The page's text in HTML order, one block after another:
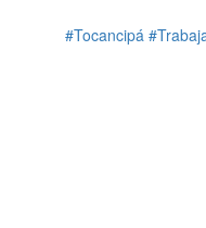
#Tocancipá